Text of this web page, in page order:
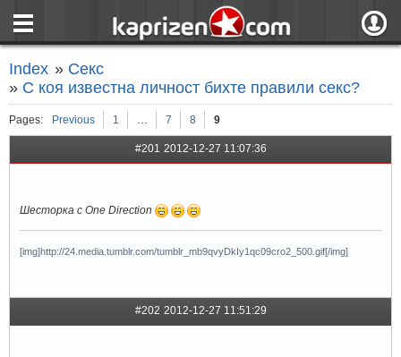
Index » Секс
» С коя известна личност бихте правили секс?
Pages: Previous 1 … 7 8 9
#201 2012-12-27 11:07:36
Шесторка с One Direction
[img]http://24.media.tumblr.com/tumblr_mb9qvyDkIy1qc09cro2_500.gif[/img]
#202 2012-12-27 11:51:29